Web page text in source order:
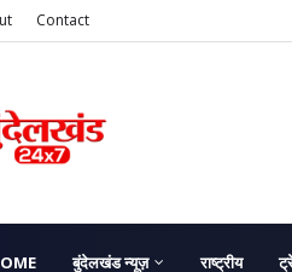
Contact
बुंदेलखंड न्यूज़ राष्ट्रीय